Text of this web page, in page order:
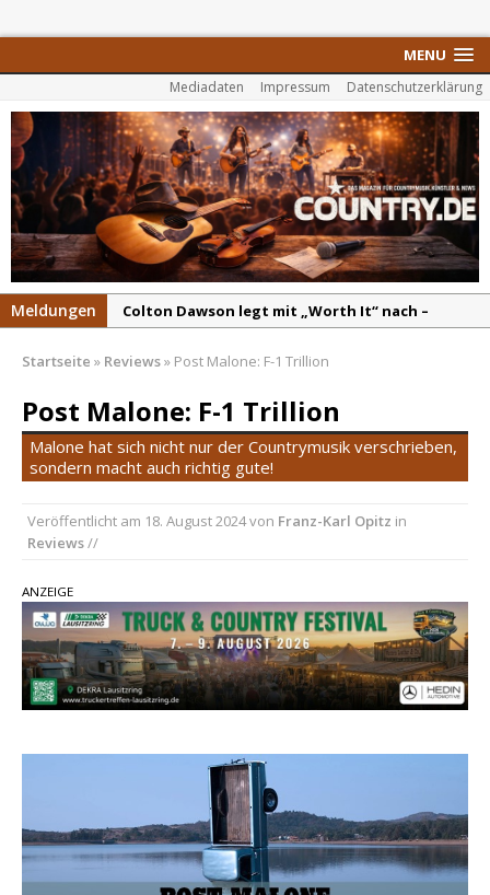
MENU
Mediadaten Impressum Datenschutzerklärung
Meldungen
Colton Dawson legt mit „Worth It“ nach –
Carly Pearce hinterfragt den ständigen
Vergleich mit anderen
Ella Langley schreibt Musikgeschichte:
„Choosin‘ Texas“ gehört zu den größten Hits
pez veröffentlicht neue Single „Late Night
Randy Travis veröffentlicht mit „I Don’t Care“
einen weiteren Schatz aus dem Archiv
Ben Gallaher kehrt zu seinen Wurzeln zurück –
„Taylor Gold“ zeigt die Kraft der Akustik
Startseite » Reviews» Post Malone: F-1 Trillion
Post Malone: F-1 Trillion
Malone hat sich nicht nur der Countrymusik verschrieben,
sondern macht auch richtig gute!
Veröffentlicht am 18. August 2024von Franz-Karl Opitz in
Reviews//
ANZEIGE